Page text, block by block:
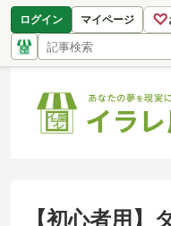
ログイン マイページ ♡
【初心者用】